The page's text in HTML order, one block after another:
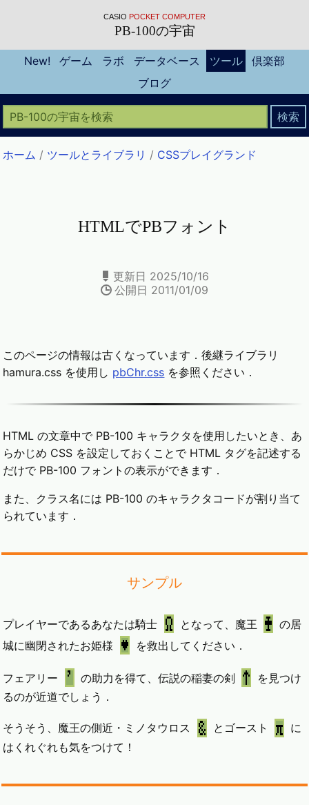
CASIO POCKET COMPUTER
PB-100の宇宙
New! ゲーム ラボ データベース ツール
倶楽部
ブログ
ホーム / ツールとライブラリ / CSSプレイグランド
HTMLでPBフォント
更新日 2025/10/16
公開日 2011/01/09
このページの情報は古くなっています．後継ライブラリ
hamura.css を使用し pbChr.css を参照ください．
HTML の文章中で PB-100 キャラクタを使用したいとき、あ
らかじめ CSS を設定しておくことで HTML タグを記述する
だけで PB-100 フォントの表示ができます．
また、クラス名には PB-100 のキャラクタコードが割り当て
られています．
サンプル
プレイヤーであるあなたは騎士 となって、魔王
の居
城に幽閉されたお姫様
を救出してください．
フェアリー の助力を得て、伝説の稲妻の剣
を見つけ
るのが近道でしょう．
そうそう、魔王の側近・ミノタウロス とゴースト
に
はくれぐれも気をつけて！